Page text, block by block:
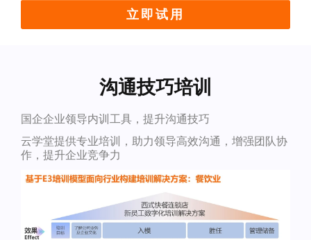
立即试用
沟通技巧培训
国企企业领导内训工具，提升沟通技巧
云学堂提供专业培训，助力领导高效沟通，增强团队协
作，提升企业竞争力